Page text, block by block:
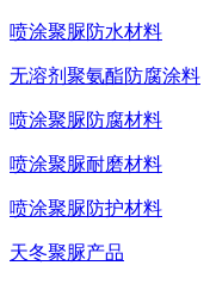
喷涂聚脲防水材料
无溶剂聚氨酯防腐涂料
喷涂聚脲防腐材料
喷涂聚脲耐磨材料
喷涂聚脲防护材料
天冬聚脲产品